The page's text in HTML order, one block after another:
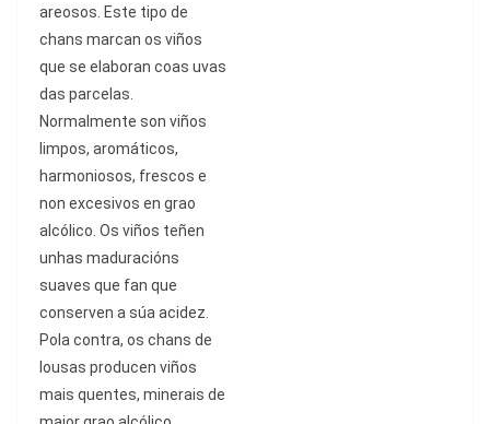
areosos. Este tipo de
chans marcan os viños
que se elaboran coas uvas
das parcelas.
Normalmente son viños
limpos, aromáticos,
harmoniosos, frescos e
non excesivos en grao
alcó lico. Os viños teñen
unhas maduracións
suaves que fan que
conserven a súa acidez.
Pola contra, os chans de
lousas producen viños
mais quentes, minerais de